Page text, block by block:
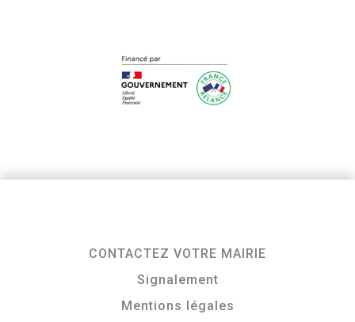
CONTACTEZ VOTRE MAIRIE
Signalement
Mentions légales